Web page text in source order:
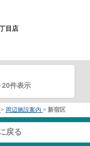
目店
20件表示
> 周辺施設案内 > 新宿区
戻る